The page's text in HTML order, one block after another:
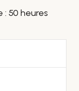
50 heures